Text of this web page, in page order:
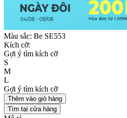
Màu sắc: Be SE553
Kích cỡ:
Gợi ý tìm kích cỡ
S
M
L
Gợi ý tìm kích cỡ
Thêm vào giỏ hàng
Tìm tại cửa hàng